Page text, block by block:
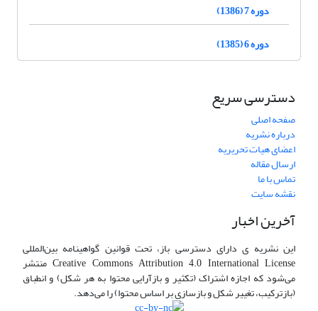
دوره 7 (1386)
دوره 6 (1385)
دسترسی سریع
صفحه اصلی
درباره نشریه
اعضای هیات تحریریه
ارسال مقاله
تماس با ما
نقشه سایت
آخرین اخبار
این نشریه ی دارای دسترسی باز، تحت قوانین گواهینامه بین‌المللی
Creative Commons Attribution 4.0 International License منتشر
می‌شود که اجازه اشتراک (تکثیر و بازآرایی محتوا به هر شکل) و انطباق
(بازترکیب، تغییر شکل و بازسازی بر اساس محتوا) را می‌دهد.